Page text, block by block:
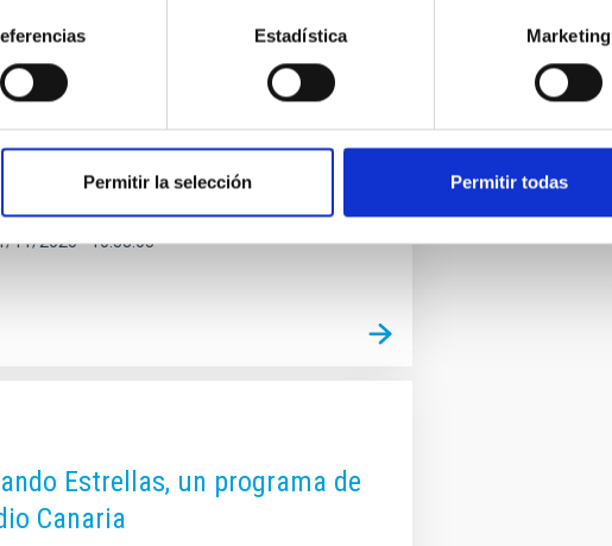
Estadística Marketing
Permitir la selección Permitir todas
duración, está dirigido y presentado por
de Comunicación y Cultura
el objetivo de acercar la Astrofísica, la
de Canarias a la audiencia
Solar, de la mano del
11/2025 - 10:38:03
Estrellas, un programa de
Canaria